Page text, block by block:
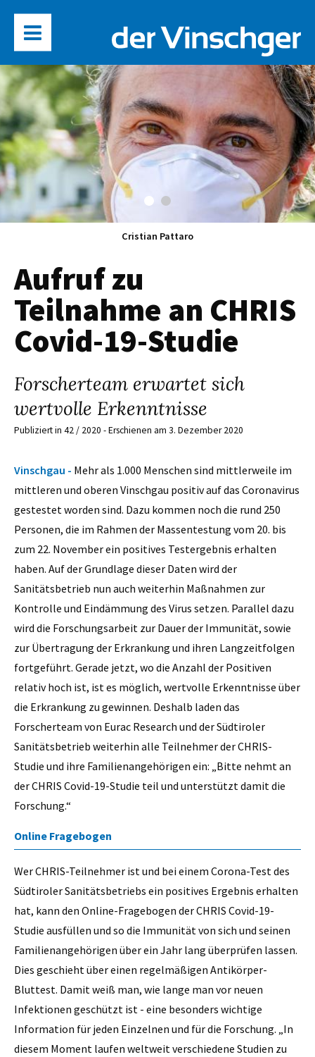
Cristian Pattaro
Aufruf zu
Teilnahme an CHRIS
Covid-19-Studie
Forscherteam erwartet sich
wertvolle Erkenntnisse
Publiziert in 42 / 2020 - Erschienen am 3. Dezember 2020
Vinschgau - Mehr als 1.000 Menschen sind mittlerweile im
mittleren und oberen Vinschgau positiv auf das Coronavirus
gestestet worden sind. Dazu kommen noch die rund 250
Personen, die im Rahmen der Massentestung vom 20. bis
zum 22. November ein positives Testergebnis erhalten
haben. Auf der Grundlage dieser Daten wird der
Sanitätsbetrieb nun auch weiterhin Maßnahmen zur
Kontrolle und Eindämmung des Virus setzen. Parallel dazu
wird die Forschungsarbeit zur Dauer der Immunität, sowie
zur Übertragung der Erkrankung und ihren Langzeitfolgen
fortgeführt. Gerade jetzt, wo die Anzahl der Positiven
relativ hoch ist, ist es möglich, wertvolle Erkenntnisse über
die Erkrankung zu gewinnen. Deshalb laden das
Forscherteam von Eurac Research und der Südtiroler
Sanitätsbetrieb weiterhin alle Teilnehmer der CHRIS-
Studie und ihre Familienangehörigen ein: „Bitte nehmt an
der CHRIS Covid-19-Studie teil und unterstützt damit die
Forschung.“
Online Fragebogen
Wer CHRIS-Teilnehmer ist und bei einem Corona-Test des
Südtiroler Sanitätsbetriebs ein positives Ergebnis erhalten
hat, kann den Online-Fragebogen der CHRIS Covid-19-
Studie ausfüllen und so die Immunität von sich und seinen
Familienangehörigen über ein Jahr lang überprüfen lassen.
Dies geschieht über einen regelmäßigen Antikörper-
Bluttest. Damit weiß man, wie lange man vor neuen
Infektionen geschützt ist - eine besonders wichtige
Information für jeden Einzelnen und für die Forschung. „In
diesem Moment laufen weltweit verschiedene Studien zu